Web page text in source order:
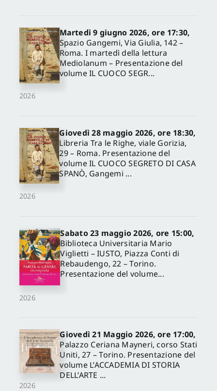
2026
Martedì 9 giugno 2026, ore 17:30,
Spazio Gangemi, Via Giulia, 142 –
Roma. I martedì della lettura
Mediolanum – Presentazione del
volume IL CUOCO SEGR...
2026
Giovedì 28 maggio 2026, ore 18:30,
Libreria Tra le Righe, viale Gorizia,
29 – Roma. Presentazione del
volume IL CUOCO SEGRETO DI CASA
SPANÒ, Gangemi ...
2026
Sabato 23 maggio 2026, ore 15:00,
Biblioteca Universitaria Mario
Viglietti – IUSTO, Piazza Conti di
Rebaudengo, 22 – Torino.
Presentazione del volume...
2026
Giovedì 21 Maggio 2026, ore 17:00,
Palazzo Ceriana Mayneri, corso Stati
Uniti, 27 – Torino. Presentazione del
volume L’ACCADEMIA DI STORIA
DELL’ARTE ...